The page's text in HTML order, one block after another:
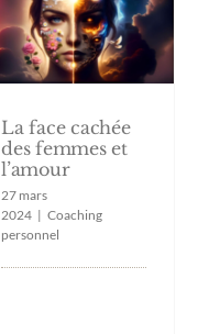
La face cachée
des femmes et
l’amour
27 mars
2024 | Coaching
personnel